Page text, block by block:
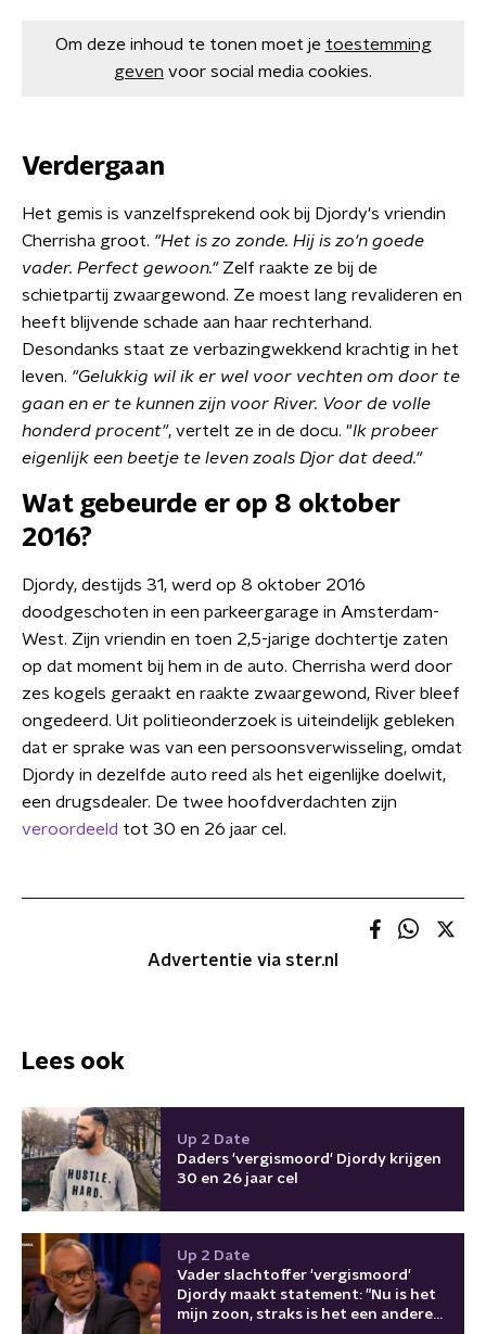
Om deze inhoud te tonen moet je toestemming
geven voor social media cookies.
Verdergaan
Het gemis is vanzelfsprekend ook bij Djordy's vriendin
Cherrisha groot. "Het is zo zonde. Hij is zo'n goede
vader. Perfect gewoon." Zelf raakte ze bij de
schietpartij zwaargewond. Ze moest lang revalideren en
heeft blijvende schade aan haar rechterhand.
Desondanks staat ze verbazingwekkend krachtig in het
leven. "Gelukkig wil ik er wel voor vechten om door te
gaan en er te kunnen zijn voor River. Voor de volle
honderd procent", vertelt ze in de docu. "Ik probeer
eigenlijk een beetje te leven zoals Djor dat deed."
Wat gebeurde er op 8 oktober
2016?
Djordy, destijds 31, werd op 8 oktober 2016
doodgeschoten in een parkeergarage in Amsterdam-
West. Zijn vriendin en toen 2,5-jarige dochtertje zaten
op dat moment bij hem in de auto. Cherrisha werd door
zes kogels geraakt en raakte zwaargewond, River bleef
ongedeerd. Uit politieonderzoek is uiteindelijk gebleken
dat er sprake was van een persoonsverwisseling, omdat
Djordy in dezelfde auto reed als het eigenlijke doelwit,
een drugsdealer. De twee hoofdverdachten zijn
veroordeeld tot 30 en 26 jaar cel.
Advertentie via ster.nl
Lees ook
Up 2 Date
Daders 'vergismoord' Djordy krijgen
30 en 26 jaar cel
Up 2 Date
Vader slachtoffer 'vergismoord'
Djordy maakt statement: "Nu is het
mijn zoon, straks is het een andere